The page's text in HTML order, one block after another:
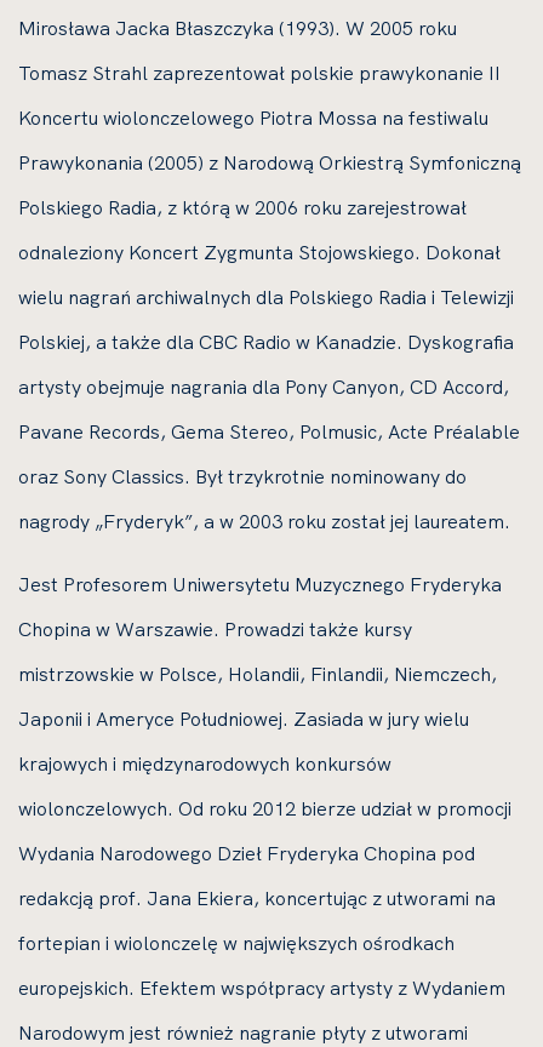
Mirosława Jacka Błaszczyka (1993). W 2005 roku
Tomasz Strahl zaprezentował polskie prawykonanie II
Koncertu wiolonczelowego Piotra Mossa na festiwalu
Prawykonania (2005) z Narodową Orkiestrą Symfoniczną
Polskiego Radia, z którą w 2006 roku zarejestrował
odnaleziony Koncert Zygmunta Stojowskiego. Dokonał
wielu nagrań archiwalnych dla Polskiego Radia i Telewizji
Polskiej, a także dla CBC Radio w Kanadzie. Dyskografia
artysty obejmuje nagrania dla Pony Canyon, CD Accord,
Pavane Records, Gema Stereo, Polmusic, Acte Préalable
oraz Sony Classics. Był trzykrotnie nominowany do
nagrody „Fryderyk”, a w 2003 roku został jej laureatem.
Jest Profesorem Uniwersytetu Muzycznego Fryderyka
Chopina w Warszawie. Prowadzi także kursy
mistrzowskie w Polsce, Holandii, Finlandii, Niemczech,
Japonii i Ameryce Południowej. Zasiada w jury wielu
krajowych i międzynarodowych konkursów
wiolonczelowych. Od roku 2012 bierze udział w promocji
Wydania Narodowego Dzieł Fryderyka Chopina pod
redakcją prof. Jana Ekiera, koncertując z utworami na
fortepian i wiolonczelę w największych ośrodkach
europejskich. Efektem współpracy artysty z Wydaniem
Narodowym jest również nagranie płyty z utworami